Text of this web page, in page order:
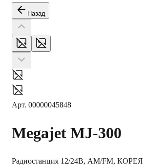
Назад
Арт. 00000045848
Megajet MJ-300
Радиостанция 12/24В, AM/FM, КОРЕЯ